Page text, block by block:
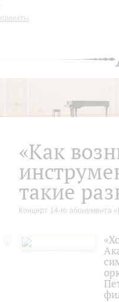
«Как
такие
Концерт 14-го абонемента «